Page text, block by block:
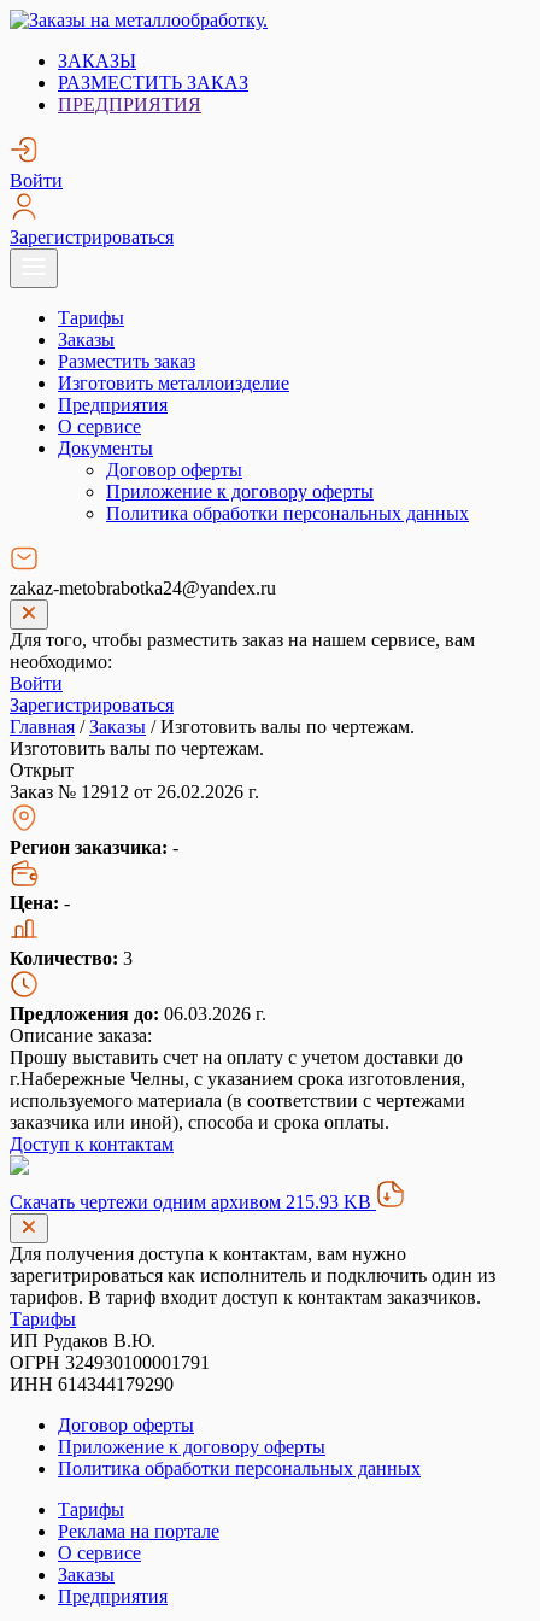
Skip
content
Заказы на металлообработку.
Металлообработка. Открытые заказы на металлообработку.
ЗАКАЗЫ
РАЗМЕСТИТЬ ЗАКАЗ
ПРЕДПРИЯТИЯ
Войти
Зарегистрироваться
Тарифы
Заказы
Разместить заказ
Изготовить металлоизделие
Предприятия
О сервисе
Документы
Договор оферты
Приложение к договору оферты
Политика обработки персональных данных
zakaz-metobrabotka24@yandex.ru
Для того, чтобы разместить заказ на нашем сервисе, вам
необходимо:
Войти
Зарегистрироваться
Главная /Заказы /Изготовить валы по чертежам.
Изготовить валы по чертежам.
Открыт
Заказ № 12912 от 26.02.2026 г.
Регион заказчика: -
Цена: -
Количество: 3
Предложения до: 06.03.2026 г.
Описание заказа:
Прошу выставить счет на оплату с учетом доставки до
г.Набережные Челны, с указанием срока изготовления,
используемого материала (в соответствии с чертежами
заказчика или иной), способа и срока оплаты.
Доступ к контактам
Скачать чертежи одним архивом 215.93 KB
Для получения доступа к контактам, вам нужно
зарегитрироваться как исполнитель и подключить один из
тарифов. В тариф входит доступ к контактам заказчиков.
Тарифы
ИП Рудаков В.Ю.
ОГРН 324930100001791
ИНН 614344179290
Договор оферты
Приложение к договору оферты
Политика обработки персональных данных
Тарифы
Реклама на портале
О сервисе
Заказы
Предприятия